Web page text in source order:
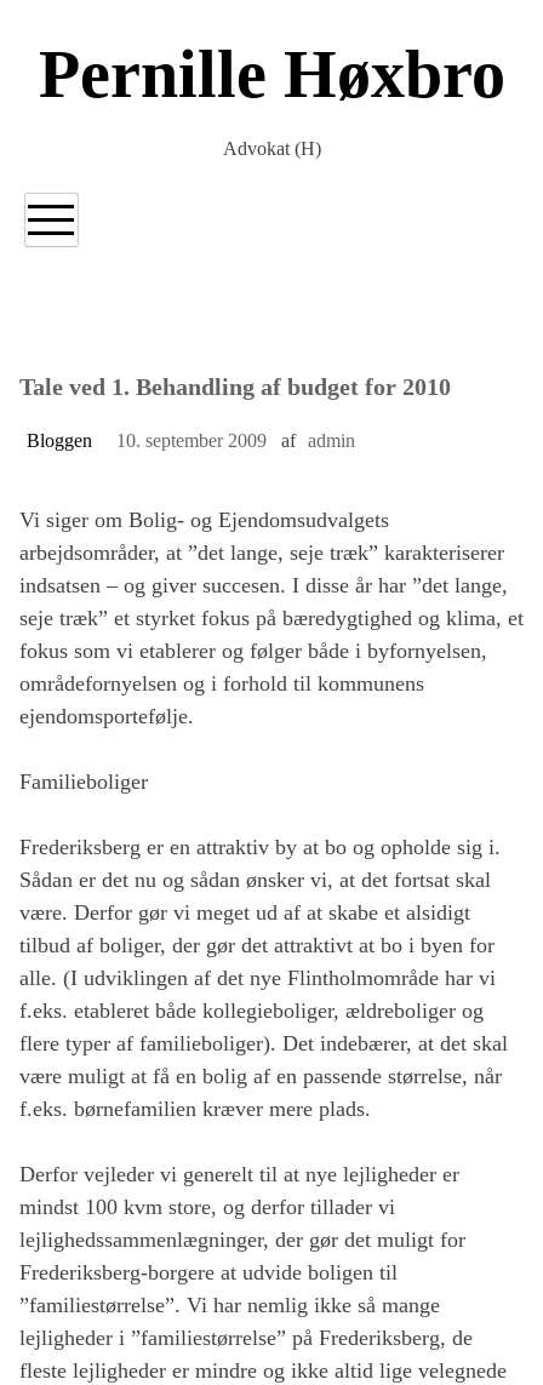
indholdetPernille Høxbro
Advokat (H)
Tale ved 1. Behandling af budget for 2010
Bloggen 10. september 2009 af admin
Vi siger om Bolig- og Ejendomsudvalgets
arbejdsområder, at ”det lange, seje træk” karakteriserer
indsatsen – og giver succesen. I disse år har ”det lange,
seje træk” et styrket fokus på bæredygtighed og klima, et
fokus som vi etablerer og følger både i byfornyelsen,
områdefornyelsen og i forhold til kommunens
ejendomsportefølje.
Familieboliger
Frederiksberg er en attraktiv by at bo og opholde sig i.
Sådan er det nu og sådan ønsker vi, at det fortsat skal
være. Derfor gør vi meget ud af at skabe et alsidigt
tilbud af boliger, der gør det attraktivt at bo i byen for
alle. (I udviklingen af det nye Flintholmområde har vi
f.eks. etableret både kollegieboliger, ældreboliger og
flere typer af familieboliger). Det indebærer, at det skal
være muligt at få en bolig af en passende størrelse, når
f.eks. børnefamilien kræver mere plads.
Derfor vejleder vi generelt til at nye lejligheder er
mindst 100 kvm store, og derfor tillader vi
lejlighedssammenlægninger, der gør det muligt for
Frederiksberg-borgere at udvide boligen til
”familiestørrelse”. Vi har nemlig ikke så mange
lejligheder i ”familiestørrelse” på Frederiksberg, de
fleste lejligheder er mindre og ikke altid lige velegnede